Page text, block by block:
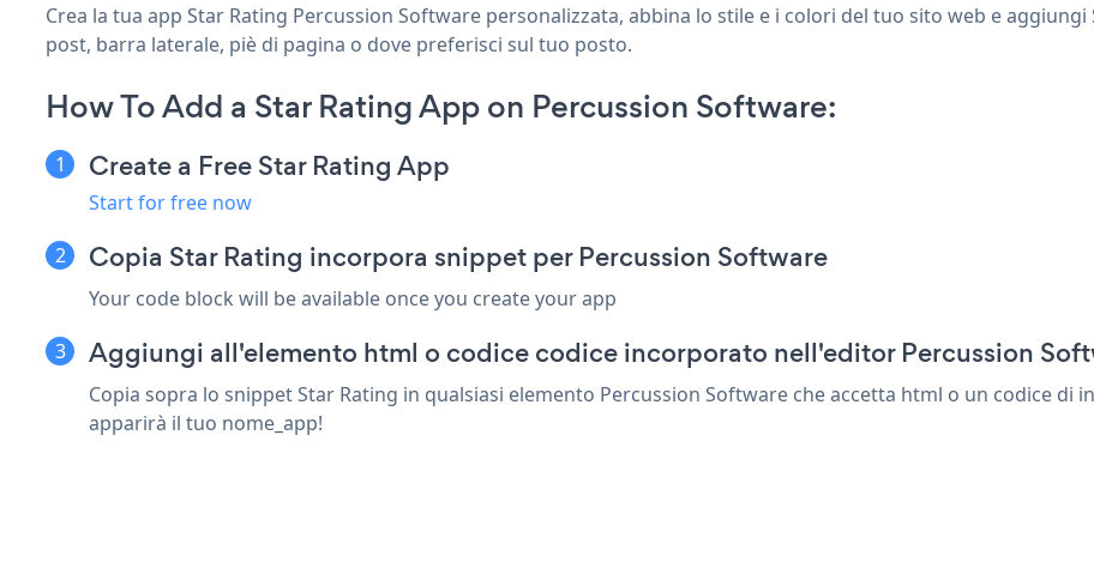
Crea la tua app Star Rating Percussion Software personalizzata, abbina lo stile e i colori del tuo sito web e
post, barra laterale, piè di pagina o dove preferisci sul tuo posto.
How To Add a Star Rating App on Percussion Software:
Create a Free Star Rating App
Start for free now
Copia Star Rating incorpora snippet per Percussion Software
Your code block will be available once you create your app
Aggiungi all'elemento html o codice codice incorporato nell'editor Percussion
Copia sopra lo snippet Star Rating in qualsiasi elemento Percussion Software che accetta html o un codice di
apparirà il tuo nome_app!